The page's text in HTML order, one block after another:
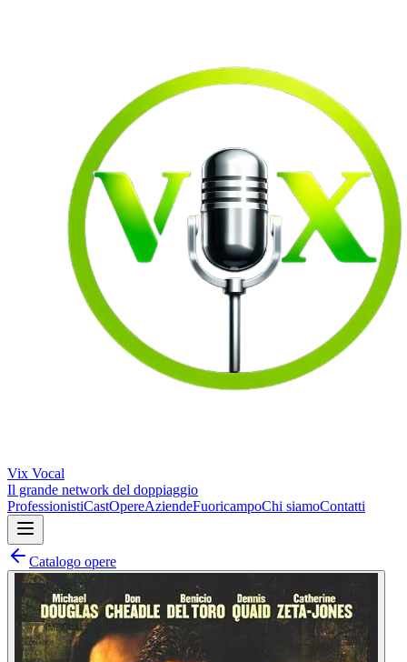
Vix Vocal
Il grande network del doppiaggio
ProfessionistiCastOpereAziendeFuoricampoChi siamoContatti
Catalogo opere